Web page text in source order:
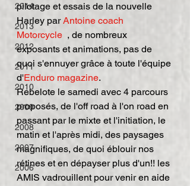
2014
2013
2012
2011
2010
2009
2008
2007
2006
pilotage et essais de la nouvelle
Harley par Antoine coach
Motorcycle
  , de nombreux
exposants et animations, pas de
quoi s'ennuyer grâce à toute l'équipe
d'Enduro magazine.
Rebelote le samedi avec 4 parcours
proposés, de l'off road à l'on road en
passant par le mixte et l'initiation, le
matin et l'après midi, des paysages
magnifiques, de quoi éblouir nos
rétines et en dépayser plus d'un!! les
AMIS vadrouillent pour venir en aide